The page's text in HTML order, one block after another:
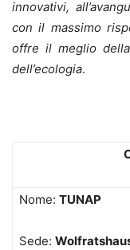
innovativi,
con il massimo
offre il meglio
dell’ecologia.
Nome: TUNAP
Sede: